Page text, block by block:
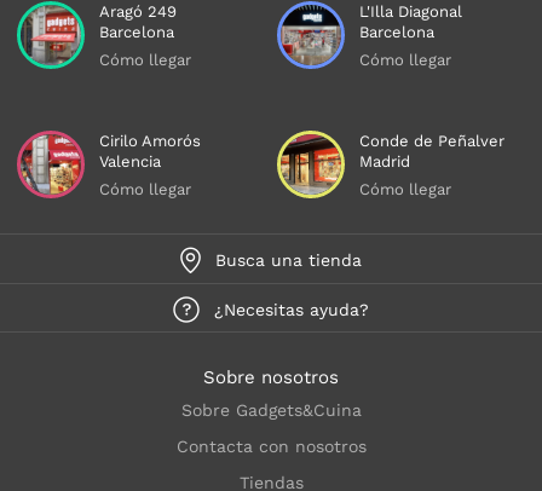
Aragó 249
Barcelona
Cómo llegar
L'Illa Diagonal
Barcelona
Cómo llegar
Cirilo Amorós
Valencia
Cómo llegar
Conde de Peñalver
Madrid
Cómo llegar
Busca una tienda
¿Necesitas ayuda?
Sobre nosotros
Sobre Gadgets&Cuina
Contacta con nosotros
Tiendas